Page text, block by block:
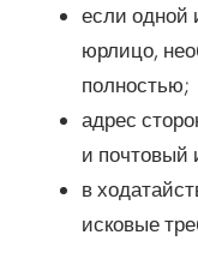
если одной
юрлицо,
полностью;
адрес
и почтовый
в
исковые